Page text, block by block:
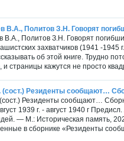
В.А., Политов З.Н. Говорят
В.А., Политов З.Н. Говорят
захватчиков (1941 -1945
об этой книге. Трудно
и страницы кажутся не просто
Резиденты сообщают…
Резиденты сообщают…
1939 г. - август 1940 г
— М.: Историческая память,
в сборнике «Резиденты